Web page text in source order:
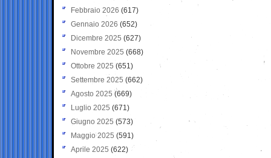
Febbraio 2026 (617)
Gennaio 2026 (652)
Dicembre 2025 (627)
Novembre 2025 (668)
Ottobre 2025 (651)
Settembre 2025 (662)
Agosto 2025 (669)
Luglio 2025 (671)
Giugno 2025 (573)
Maggio 2025 (591)
Aprile 2025 (622)